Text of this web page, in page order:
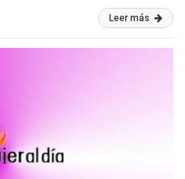
Leer más